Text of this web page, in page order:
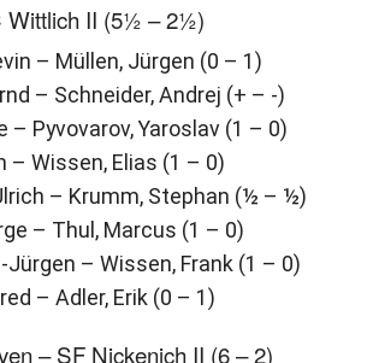
Wittlich II (5½ – 2½)
– Müllen, Jürgen (0 – 1)
– Schneider, Andrej (+ – -)
– Pyvovarov, Yaroslav (1 – 0)
– Wissen, Elias (1 – 0)
– Krumm, Stephan (½ – ½)
– Thul, Marcus (1 – 0)
Jürgen – Wissen, Frank (1 – 0)
– Adler, Erik (0 – 1)
– SF Nickenich II (6 – 2)